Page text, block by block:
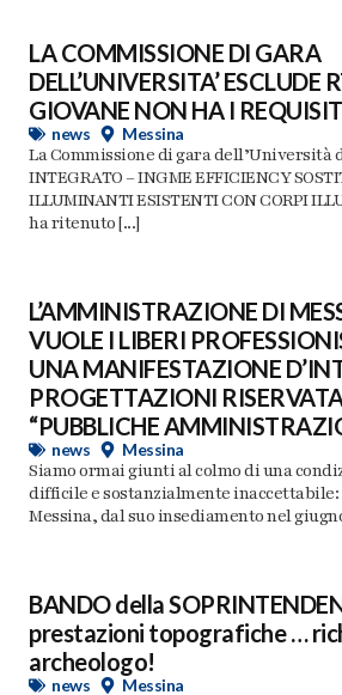
LA COMMISSIONE DI GARA
DELL’UNIVERSITA’ ESCLUDE
GIOVANE NON HA I
news Messina
La Commissione di gara dell’Università
INTEGRATO – INGME EFFICIENCY
ILLUMINANTI ESISTENTI CON CORPI
ha ritenuto [...]
L’AMMINISTRAZIONE DI
VUOLE I LIBERI
UNA MANIFESTAZIONE
PROGETTAZIONI
“PUBBLICHE
news Messina
Siamo ormai giunti al colmo di una
difficile e sostanzialmente
Messina, dal suo insediamento nel
BANDO della
prestazioni topografiche …
archeologo!
news Messina